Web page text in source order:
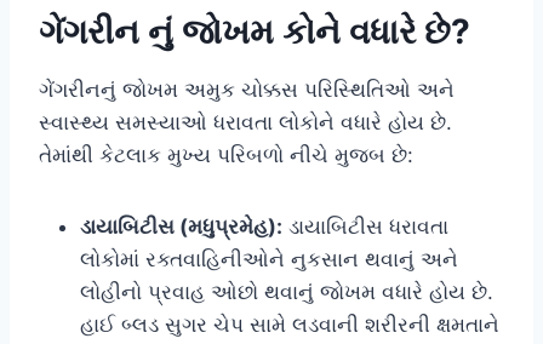
ગેંગરીન નું જોખમ કોને વધારે છે?
ગેંગરીનનું જોખમ અમુક ચોક્કસ પરિસ્થિતિઓ અને
સ્વાસ્થ્ય સમસ્યાઓ ધરાવતા લોકોને વધારે હોય છે.
તેમાંથી કેટલાક મુખ્ય પરિબળો નીચે મુજબ છે:
ડાયાબિટીસ (મધુપ્રમેહ): ડાયાબિટીસ ધરાવતા
લોકોમાં રક્તવાહિનીઓને નુકસાન થવાનું અને
લોહીનો પ્રવાહ ઓછો થવાનું જોખમ વધારે હોય છે.
હાઈ બ્લડ સુગર ચેપ સામે લડવાની શરીરની ક્ષમતાને